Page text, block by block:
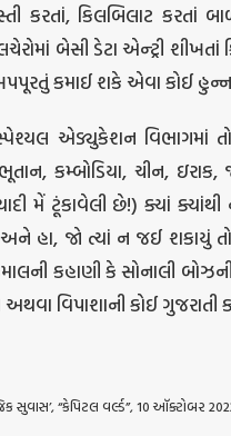
કરતાં, કિલબિલાટ
બેસી ડેટા એન્ટ્રી
કમાઈ શકે એવા કોઈ
એડ્યુકેશન વિભાગમાં
કમ્બોડિયા, ચીન, ઇરાક,
મેં ટૂંકાવેલી છે!) ક્યાં
હા, જો ત્યાં ન જઈ શકાયું
કહાણી કે સોનાલી બોઝની
અથવા વિપાશાની કોઈ ગુજરાતી
સુવાસ’, “કેપિટલ વર્લ્ડ”, 10 ઑક્ટોબર